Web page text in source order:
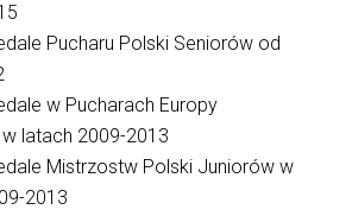
Pucharu Polski Seniorów od
w Pucharach Europy
latach 2009-2013
Mistrzostw Polski Juniorów w
2013